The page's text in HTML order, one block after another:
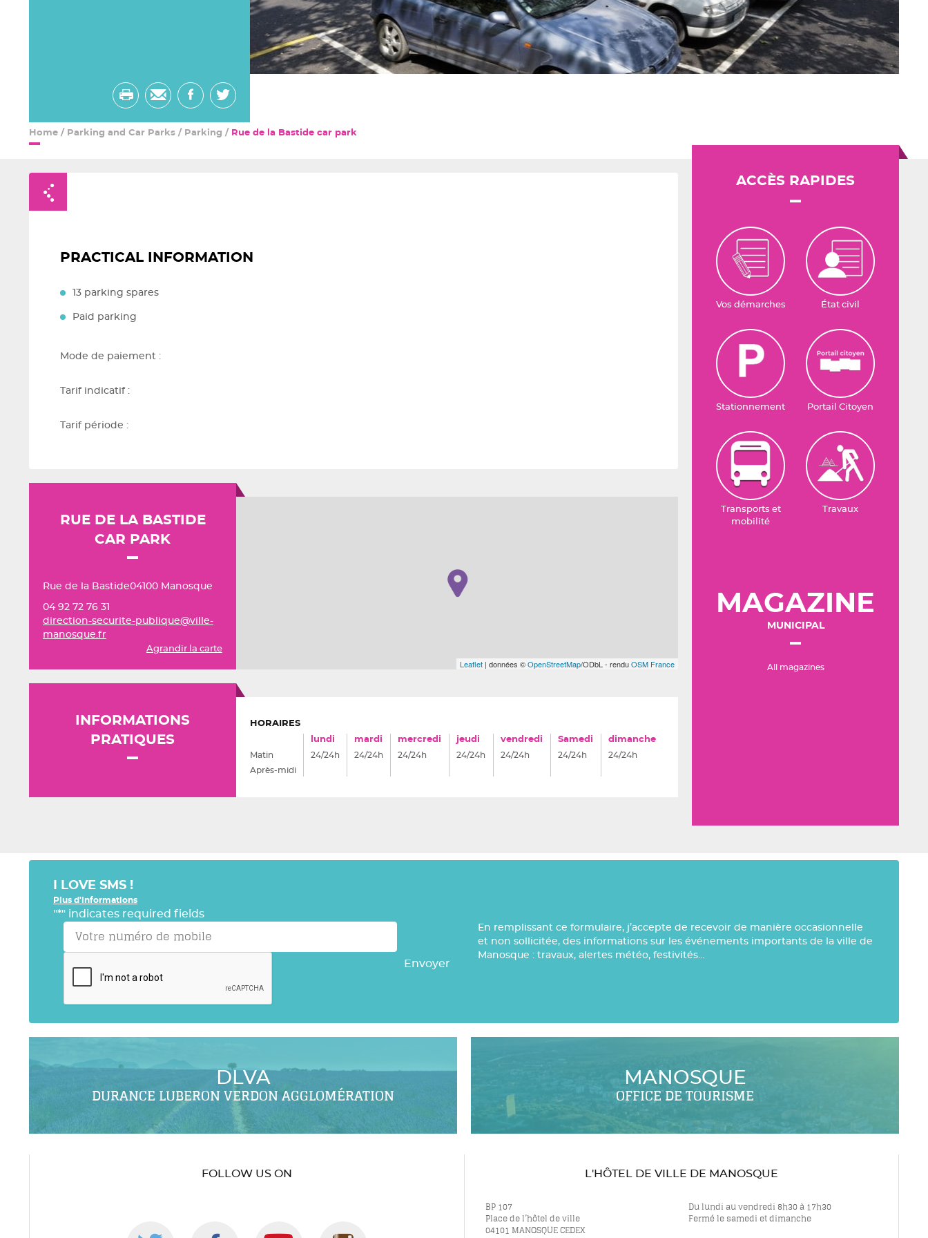
Print Send
by
share
on
share
on
Home / Parking and Car Parks / Parking / Rue de la Bastide car park
PRACTICAL INFORMATION
13 parking spares
Paid parking
Mode de paiement :
Tarif indicatif :
Tarif période :
RUE DE LA BASTIDE
CAR PARK
Rue de la Bastide04100 Manosque
04 92 72 76 31
direction-securite-publique@ville-
manosque.fr
Agrandir la carte
Leaflet | données ©OpenStreetMap/ODbL - renduOSM France
INFORMATIONS
PRATIQUES
HORAIRES
lundi
mardi mercredi jeudi vendredi Samedi dimanche
Matin 24/24h 24/24h 24/24h 24/24h 24/24h 24/24h
24/24h
Après-midi
ACCÈS RAPIDES
Vos démarches État civil
Stationnement Portail Citoyen
Transports et
mobilité
Travaux
MAGAZINE
MUNICIPAL
All magazines
I LOVE SMS !
Plus d'informations
"*" indicates required fields
Envoyer
En remplissant ce formulaire, j’accepte de recevoir de manière occasionnelle
et non sollicitée, des informations sur les événements importants de la ville de
Manosque : travaux, alertes météo, festivités…
DLVA
DURANCE LUBERON VERDON AGGLOMÉRATION
MANOSQUE
OFFICE DE TOURISME
FOLLOW US ON L'HÔTEL DE VILLE DE MANOSQUE
BP 107
Place de l’hôtel de ville
04101 MANOSQUE CEDEX
Du lundi au vendredi 8h30 à 17h30
Fermé le samedi et dimanche